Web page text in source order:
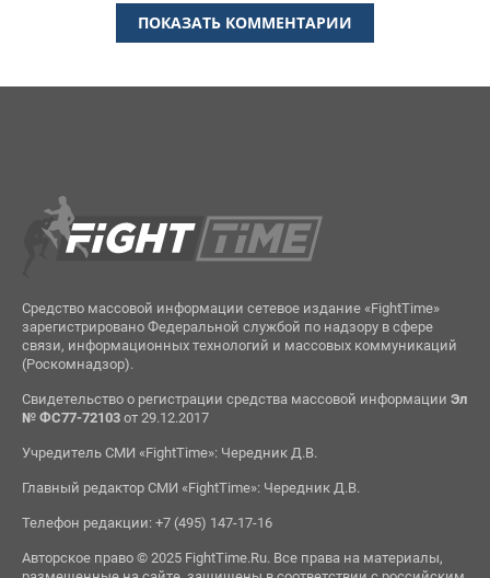
ПОКАЗАТЬ КОММЕНТАРИИ
Средство массовой информации сетевое издание «FightTime»
зарегистрировано Федеральной службой по надзору в сфере
связи, информационных технологий и массовых коммуникаций
(Роскомнадзор).
Свидетельство о регистрации средства массовой информации Эл
№ ФС77-72103от 29.12.2017
Учредитель СМИ «FightTime»: Чередник Д.В.
Главный редактор СМИ «FightTime»: Чередник Д.В.
Телефон редакции: +7 (495) 147-17-16
Авторское право © 2025 FightTime.Ru. Все права на материалы,